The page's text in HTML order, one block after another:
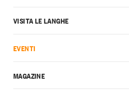
VISITA LE LANGHE
EVENTI
MAGAZINE